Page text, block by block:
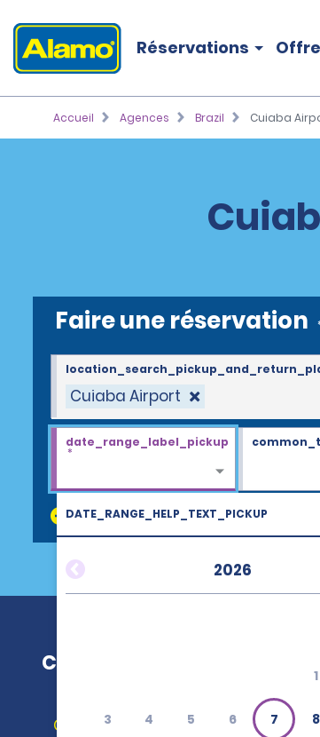
Réservations
Accueil Agences Brazil Cuiaba
Faire une réservation
Cuiaba Airport
DATE_RANGE_HELP_TEXT_PICKUP
2026
1
3 4 5 6 7 8
date_range_label_pickup
*
discount_codes
Cuiaba Airport (CGB)
Obtenir un itinéraire